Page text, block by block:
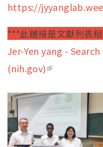
https://
***此鏈接是文獻列表
Jer-Yen yang -
(nih.gov)(link is